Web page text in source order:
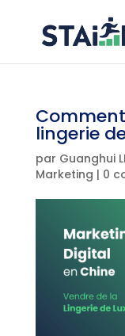
lingerie
par Guanghui LI
Marketing | 0